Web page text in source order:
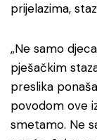
prijelazima,
„Ne samo
pješačkim
preslika
povodom ove
smetamo. Ne